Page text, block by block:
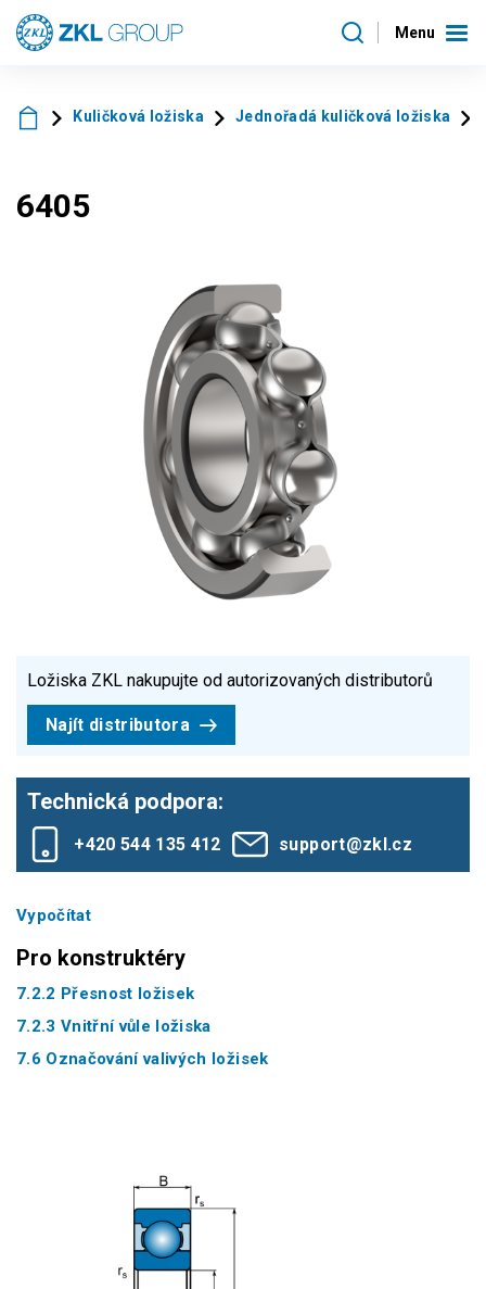
Menu
Kuličková ložiska Jednořadá kuličková ložiska
6405
Ložiska ZKL nakupujte od autorizovaných distributorů
Najít distributora
Technická podpora:
+420 544 135 412 support@zkl.cz
Vypočítat
Pro konstruktéry
7.2.2 Přesnost ložisek
7.2.3 Vnitřní vůle ložiska
7.6 Označování valivých ložisek